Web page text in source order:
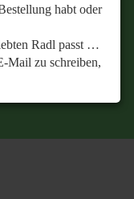
habt oder
Radl passt …
Mail zu schreiben,
und freut
zu
und freut
die neue